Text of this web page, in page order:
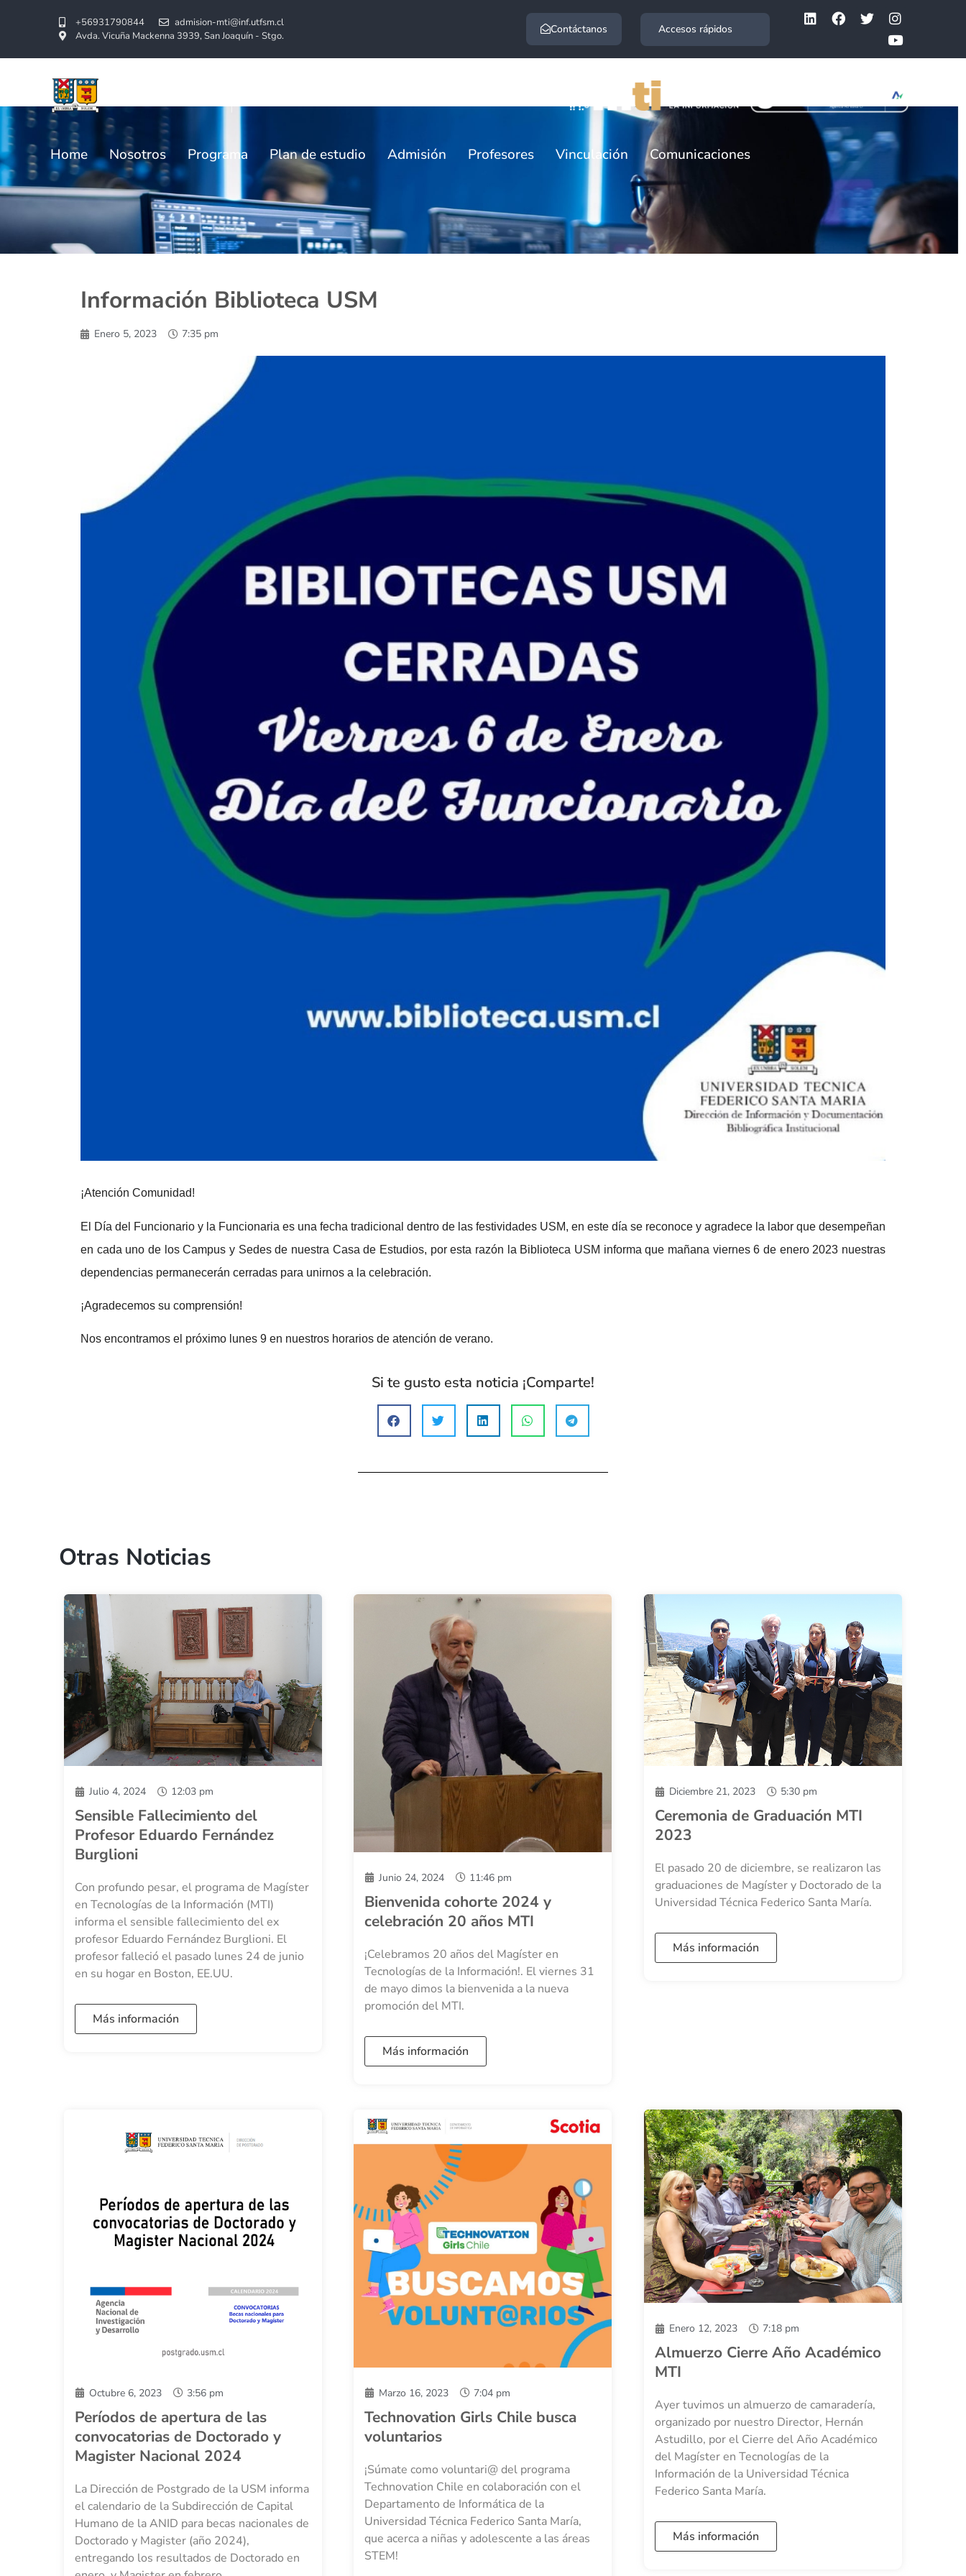
+56931790844
admision-mti@inf.utfsm.cl
Avda. Vicuña Mackenna 3939, San Joaquín - Stgo.
Contáctanos Accesos rápidos
Home Nosotros Programa Plan de estudio Admisión Profesores Vinculación Comunicaciones
Información Biblioteca USM
Información Biblioteca USM
Enero 5, 2023 7:35 pm
¡Atención Comunidad!
El Día del Funcionario y la Funcionaria es una fecha tradicional dentro de las festividades USM, en este día se reconoce y agradece la labor que desempeñan
en cada uno de los Campus y Sedes de nuestra Casa de Estudios, por esta razón la Biblioteca USM informa que mañana viernes 6 de enero 2023 nuestras
dependencias permanecerán cerradas para unirnos a la celebración.
¡Agradecemos su comprensión!
Nos encontramos el próximo lunes 9 en nuestros horarios de atención de verano.
Si te gusto esta noticia ¡Comparte!
Otras Noticias
Julio 4, 2024 12:03 pm
Sensible Fallecimiento del
Profesor Eduardo Fernández
Burglioni
Con profundo pesar, el programa de Magíster
en Tecnologías de la Información (MTI)
informa el sensible fallecimiento del ex
profesor Eduardo Fernández Burglioni. El
profesor falleció el pasado lunes 24 de junio
en su hogar en Boston, EE.UU.
Más información
Junio 24, 2024 11:46 pm
Bienvenida cohorte 2024 y
celebración 20 años MTI
¡Celebramos 20 años del Magíster en
Tecnologías de la Información!. El viernes 31
de mayo dimos la bienvenida a la nueva
promoción del MTI.
Más información
Diciembre 21, 2023 5:30 pm
Ceremonia de Graduación MTI
2023
El pasado 20 de diciembre, se realizaron las
graduaciones de Magíster y Doctorado de la
Universidad Técnica Federico Santa María.
Más información
Octubre 6, 2023 3:56 pm
Períodos de apertura de las
convocatorias de Doctorado y
Magister Nacional 2024
La Dirección de Postgrado de la USM informa
el calendario de la Subdirección de Capital
Humano de la ANID para becas nacionales de
Doctorado y Magister (año 2024),
entregando los resultados de Doctorado en
Marzo 16, 2023 7:04 pm
Technovation Girls Chile busca
voluntarios
¡Súmate como voluntari@ del programa
Technovation Chile en colaboración con el
Departamento de Informática de la
Universidad Técnica Federico Santa María,
que acerca a niñas y adolescente a las áreas
STEM!
Enero 12, 2023 7:18 pm
Almuerzo Cierre Año Académico
MTI
Ayer tuvimos un almuerzo de camaradería,
organizado por nuestro Director, Hernán
Astudillo, por el Cierre del Año Académico
del Magíster en Tecnologías de la
Información de la Universidad Técnica
Federico Santa María.
Más información